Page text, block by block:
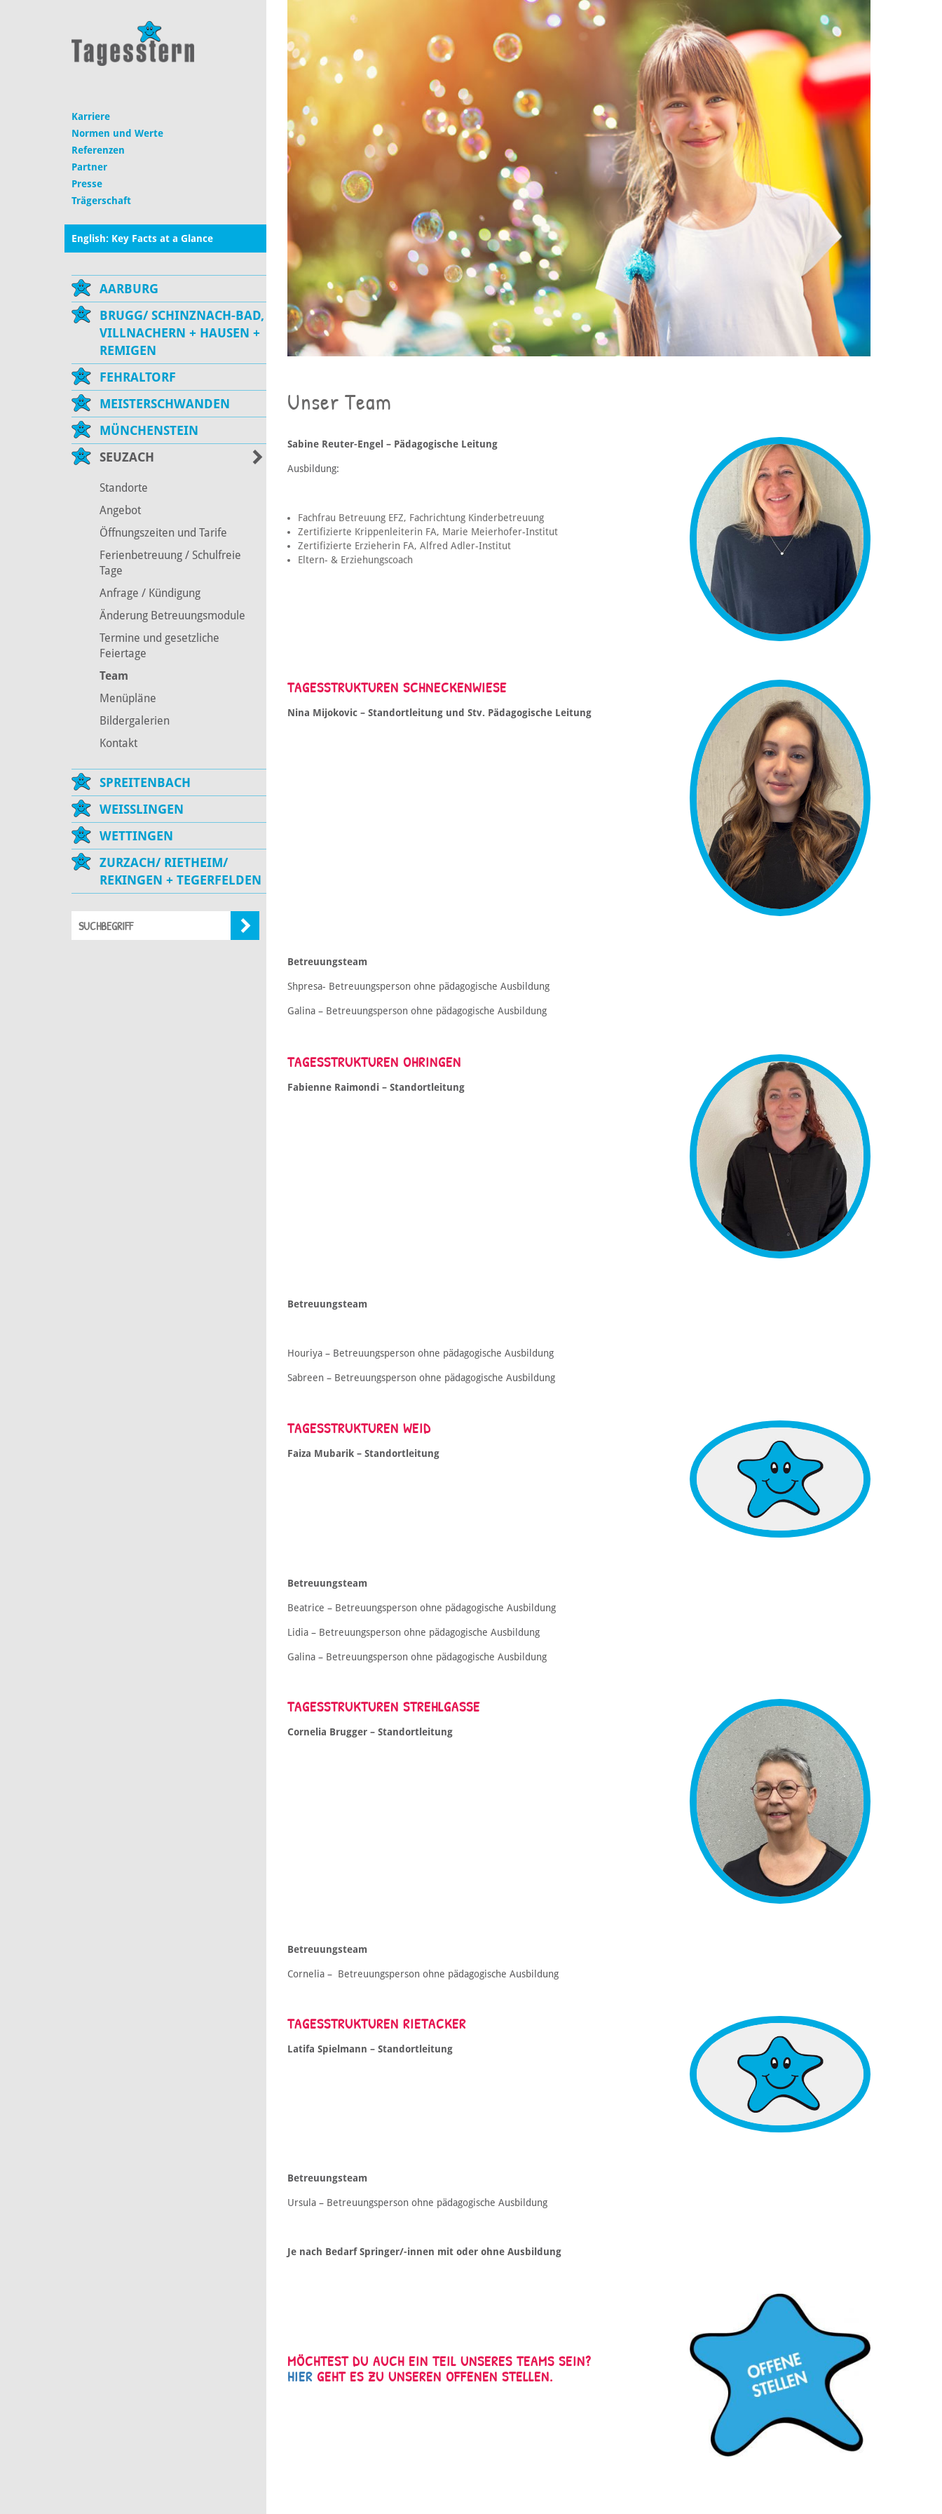
Karriere
Normen und Werte
Referenzen
Partner
Presse
Trägerschaft
English: Key Facts at a Glance
AARBURG
BRUGG/ SCHINZNACH-BAD,
VILLNACHERN + HAUSEN +
REMIGEN
FEHRALTORF
MEISTERSCHWANDEN
MÜNCHENSTEIN
SEUZACH
Standorte
Angebot
Öffnungszeiten und Tarife
Ferienbetreuung / Schulfreie
Tage
Anfrage / Kündigung
Änderung Betreuungsmodule
Termine und gesetzliche
Feiertage
Team
Menüpläne
Bildergalerien
Kontakt
SPREITENBACH
WEISSLINGEN
WETTINGEN
ZURZACH/ RIETHEIM/
REKINGEN + TEGERFELDEN
Unser Team
Sabine Reuter-Engel – Pädagogische Leitung
Ausbildung:
Fachfrau Betreuung EFZ, Fachrichtung Kinderbetreuung
Zertifizierte Krippenleiterin FA, Marie Meierhofer-Institut
Zertifizierte Erzieherin FA, Alfred Adler-Institut
Eltern- & Erziehungscoach
TAGESSTRUKTUREN SCHNECKENWIESE
Nina Mijokovic – Standortleitung und Stv. Pädagogische Leitung
Betreuungsteam
Shpresa- Betreuungsperson ohne pädagogische Ausbildung
Galina – Betreuungsperson ohne pädagogische Ausbildung
TAGESSTRUKTUREN OHRINGEN
Fabienne Raimondi – Standortleitung
Betreuungsteam
Houriya – Betreuungsperson ohne pädagogische Ausbildung
Sabreen – Betreuungsperson ohne pädagogische Ausbildung
TAGESSTRUKTUREN WEID
Faiza Mubarik – Standortleitung
Betreuungsteam
Beatrice – Betreuungsperson ohne pädagogische Ausbildung
Lidia – Betreuungsperson ohne pädagogische Ausbildung
Galina – Betreuungsperson ohne pädagogische Ausbildung
TAGESSTRUKTUREN STREHLGASSE
Cornelia Brugger – Standortleitung
Betreuungsteam
Cornelia – Betreuungsperson ohne pädagogische Ausbildung
TAGESSTRUKTUREN RIETACKER
Latifa Spielmann – Standortleitung
Betreuungsteam
Ursula – Betreuungsperson ohne pädagogische Ausbildung
Je nach Bedarf Springer/-innen mit oder ohne Ausbildung
MÖCHTEST DU AUCH EIN TEIL UNSERES TEAMS SEIN?
HIERGEHT ES ZU UNSEREN OFFENEN STELLEN.